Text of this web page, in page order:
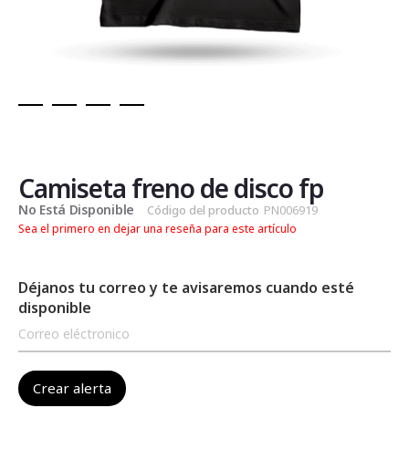
de
la
galería
de
Camiseta freno de disco fp
No Está Disponible Código del producto PN006919
Sea el primero en dejar una reseña para este artículo
Déjanos tu correo y te avisaremos cuando esté
disponible